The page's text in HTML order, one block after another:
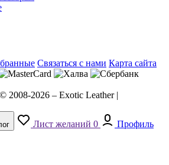
Связаться с нами Карта сайта
2008-2026 – Exotic Leather |
Лист желаний 0
Профиль